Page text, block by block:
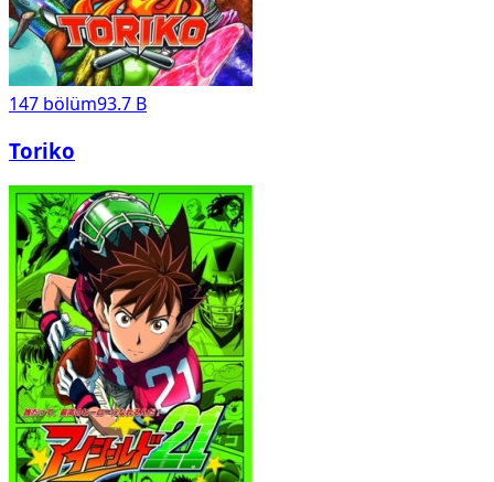
147 bölüm93.7 B
Toriko